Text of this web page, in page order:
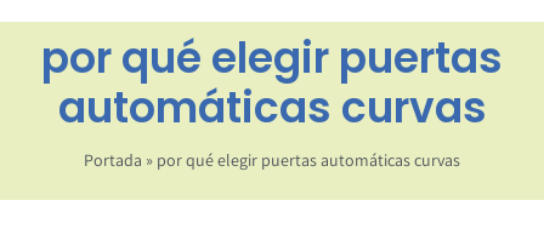
INICIO
ASOCIADOS
NORMATIVA
por qué elegir puertas
automáticas curvas
Portada » por qué elegir puertas automáticas curvas